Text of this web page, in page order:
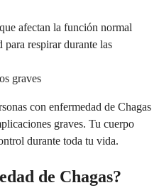
afectan la función normal
respirar durante las
graves
con enfermedad de Chagas
graves. Tu cuerpo
durante toda tu vida.
de Chagas?